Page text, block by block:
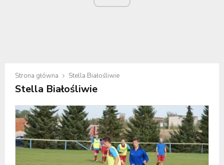
Strona główna Stella Białośliwie
Stella Białośliwie